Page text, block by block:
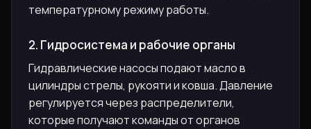
температурному режиму работы.
2. Гидросистема и рабочие органы
Гидравлические насосы подают масло в
цилиндры стрелы, рукояти и ковша. Давление
регулируется через распределители,
которые получают команды от органов